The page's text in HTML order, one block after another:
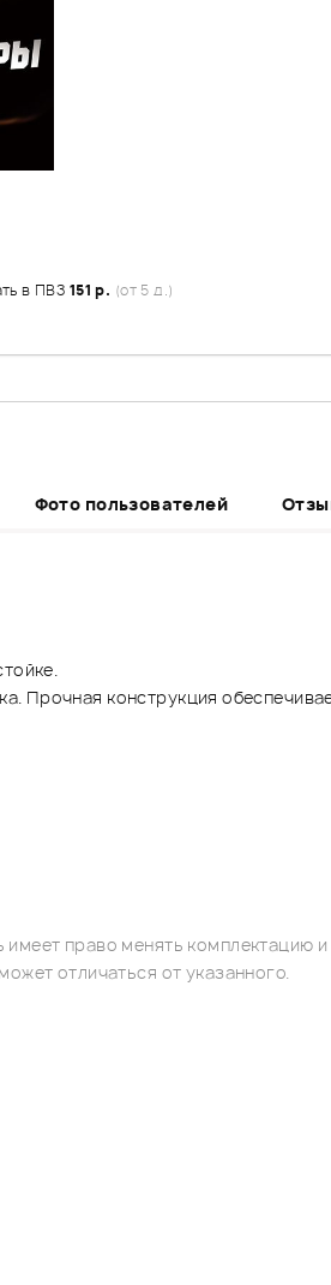
в ПВЗ 151 р. (от 5 д.)
Фото пользователей
Прочная конструкция
право менять комплектацию
отличаться от указанного.